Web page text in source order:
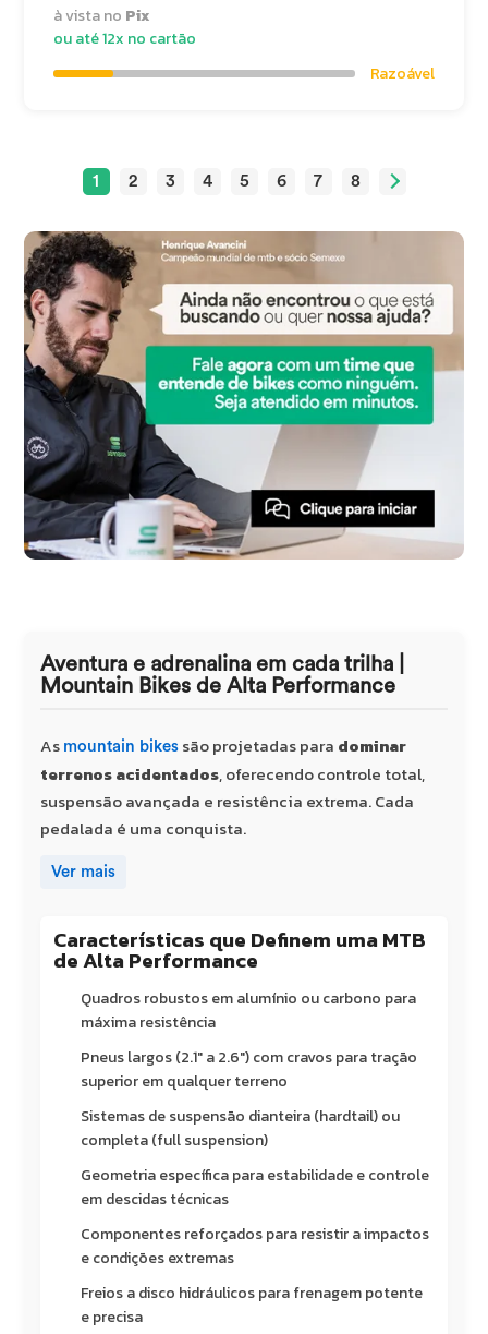
à vista no Pix
ou até 12x no cartão
Razoável
1 2 3 4 5 6 7 8
Aventura e adrenalina em cada trilha |
Mountain Bikes de Alta Performance
As mountain bikes são projetadas para dominar
terrenos acidentados, oferecendo controle total,
suspensão avançada e resistência extrema. Cada
pedalada é uma conquista.
Ver mais
Características que Definem uma MTB
de Alta Performance
Quadros robustos em alumínio ou carbono para
máxima resistência
Pneus largos (2.1" a 2.6") com cravos para tração
superior em qualquer terreno
Sistemas de suspensão dianteira (hardtail) ou
completa (full suspension)
Geometria específica para estabilidade e controle
em descidas técnicas
Componentes reforçados para resistir a impactos
e condições extremas
Freios a disco hidráulicos para frenagem potente
e precisa